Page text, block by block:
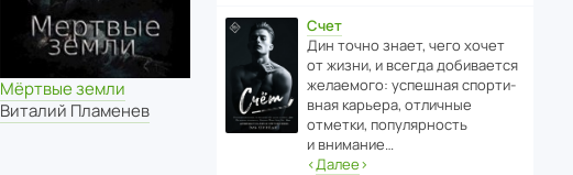
Мёртвые земли
Виталий Пламенев
Счет
Дин точно знает, чего хочет
от жизни, и всегда доби­ва­ется
жела­е­мого: успе­шная спор­ти­
вная карьера, отли­чные
отметки, попу­ля­р­ность
и внимание…
‹Далее›